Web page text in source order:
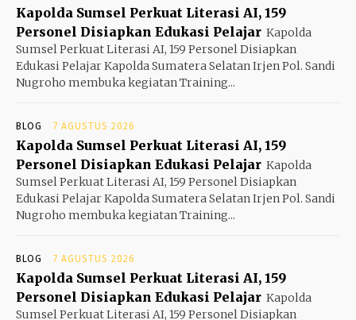
Kapolda Sumsel Perkuat Literasi AI, 159
Personel Disiapkan Edukasi Pelajar Kapolda
Sumsel Perkuat Literasi AI, 159 Personel Disiapkan
Edukasi Pelajar Kapolda Sumatera Selatan Irjen Pol. Sandi
Nugroho membuka kegiatan Training...
BLOG 7 AGUSTUS 2026
Kapolda Sumsel Perkuat Literasi AI, 159
Personel Disiapkan Edukasi Pelajar Kapolda
Sumsel Perkuat Literasi AI, 159 Personel Disiapkan
Edukasi Pelajar Kapolda Sumatera Selatan Irjen Pol. Sandi
Nugroho membuka kegiatan Training...
BLOG 7 AGUSTUS 2026
Kapolda Sumsel Perkuat Literasi AI, 159
Personel Disiapkan Edukasi Pelajar Kapolda
Sumsel Perkuat Literasi AI, 159 Personel Disiapkan